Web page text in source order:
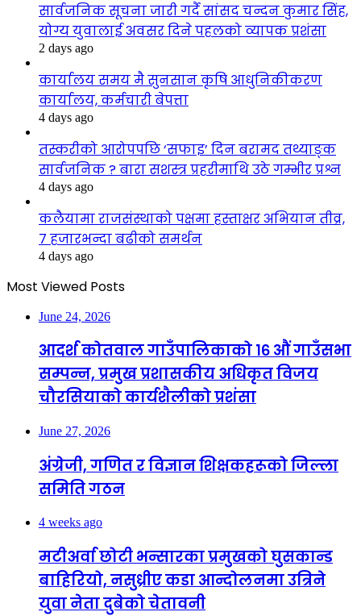
सार्वजनिक सूचना जारी गर्दै सांसद चन्दन कुमार सिंह,
योग्य युवालाई अवसर दिने पहलको व्यापक प्रशंसा
2 days ago
कार्यालय समय मै सुनसान कृषि आधुनिकीकरण
कार्यालय, कर्मचारी बेपत्ता
4 days ago
तस्करीको आरोपपछि ‘सफाइ’ दिन बरामद तथ्याङ्क
सार्वजनिक ? बारा सशस्त्र प्रहरीमाथि उठे गम्भीर प्रश्न
4 days ago
कलैयामा राजसंस्थाको पक्षमा हस्ताक्षर अभियान तीव्र,
७ हजारभन्दा बढीको समर्थन
4 days ago
Most Viewed Posts
June 24, 2026
आदर्श कोतवाल गाउँपालिकाको १६ औं गाउँसभा
सम्पन्न, प्रमुख प्रशासकीय अधिकृत विजय
चौरसियाको कार्यशैलीको प्रशंसा
June 27, 2026
अंग्रेजी, गणित र विज्ञान शिक्षकहरूको जिल्ला
समिति गठन
4 weeks ago
मटीअर्वा छोटी भन्सारका प्रमुखको घुसकान्ड
बाहिरियो, नसुध्रीए कडा आन्दोलनमा उत्रिने
युवा नेता दुबेको चेतावनी